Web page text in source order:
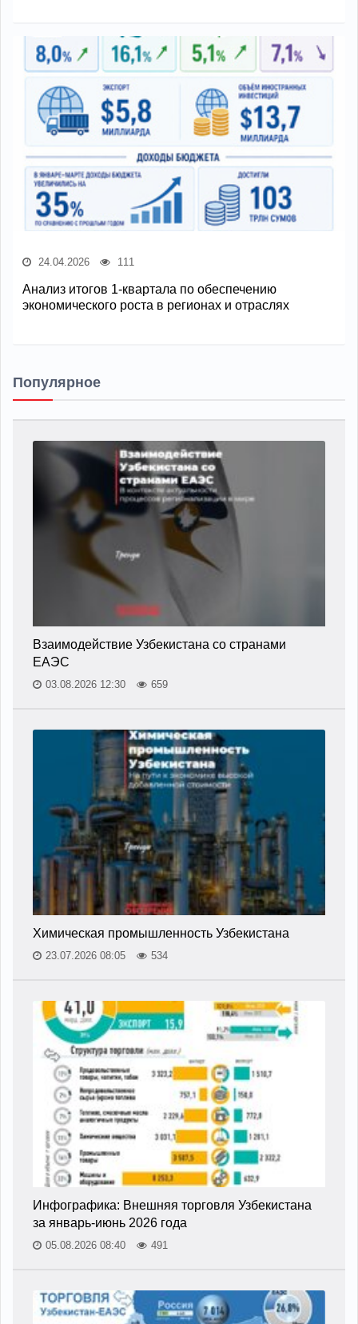
24.04.2026 111
Анализ итогов 1-квартала по обеспечению
экономического роста в регионах и отраслях
Популярное
Взаимодействие Узбекистана со странами
ЕАЭС
03.08.2026 12:30 659
Химическая промышленность Узбекистана
23.07.2026 08:05 534
Инфографика: Внешняя торговля Узбекистана
за январь-июнь 2026 года
05.08.2026 08:40 491